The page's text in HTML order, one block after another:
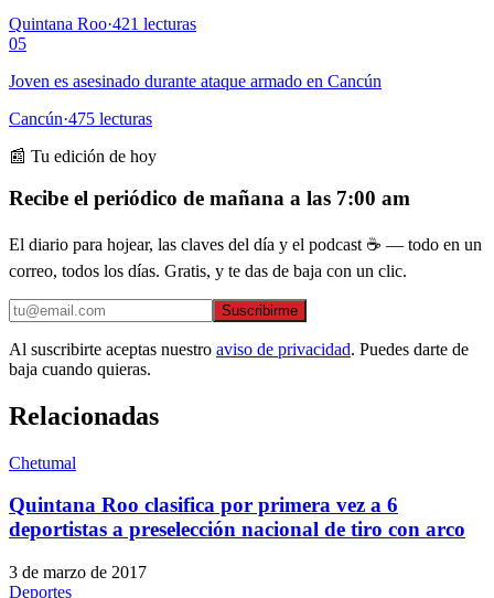
Quintana Roo·421 lecturas
05
Joven es asesinado durante ataque armado en Cancún
Cancún·475 lecturas
📰 Tu edición de hoy
Recibe el periódico de mañana a las 7:00 am
El diario para hojear, las claves del día y el podcast ☕ — todo en un
correo, todos los días. Gratis, y te das de baja con un clic.
Suscribirme
Al suscribirte aceptas nuestro aviso de privacidad. Puedes darte de
baja cuando quieras.
Relacionadas
Chetumal
Quintana Roo clasifica por primera vez a 6
deportistas a preselección nacional de tiro con arco
3 de marzo de 2017
Deportes